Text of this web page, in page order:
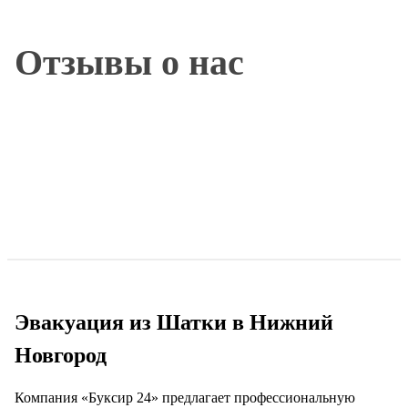
Отзывы о нас
Эвакуация из Шатки в Нижний
Новгород
Компания «Буксир 24» предлагает профессиональную